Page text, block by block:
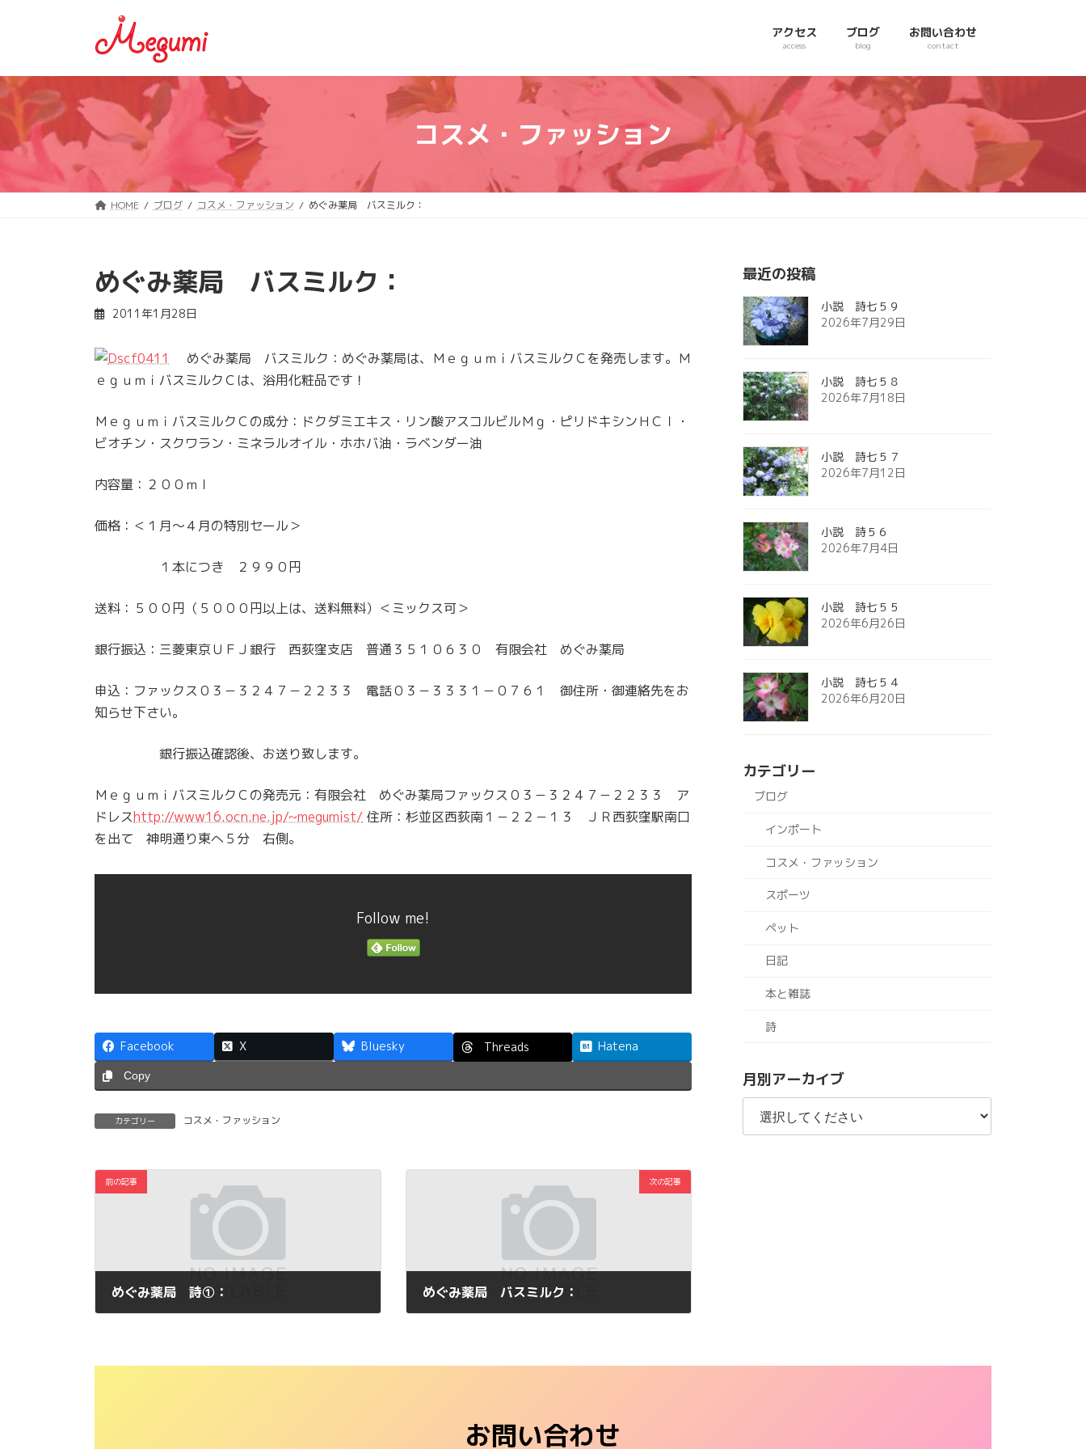
ツ
へ
ス
ッ
シ
ョ
ン
移
アクセス
access
ブログ
blog
お問い合わせ
contact
コスメ・ファッション
HOME ブログ コスメ・ファッション めぐみ薬局 バスミルク：
めぐみ薬局 バスミルク：
2011年1月28日
めぐみ薬局 バスミルク：めぐみ薬局は、ＭｅｇｕｍｉバスミルクＣを発売します。Ｍ
ｅｇｕｍｉバスミルクＣは、浴用化粧品です！
ＭｅｇｕｍｉバスミルクＣの成分：ドクダミエキス・リン酸アスコルビルＭｇ・ピリドキシンＨＣｌ・
ビオチン・スクワラン・ミネラルオイル・ホホバ油・ラベンダー油
内容量：２００ｍｌ
価格：＜１月～４月の特別セール＞
１本につき ２９９０円
送料：５００円（５０００円以上は、送料無料）＜ミックス可＞
銀行振込：三菱東京ＵＦＪ銀行 西荻窪支店 普通３５１０６３０ 有限会社 めぐみ薬局
申込：ファックス０３－３２４７－２２３３ 電話０３－３３３１－０７６１ 御住所・御連絡先をお
知らせ下さい。
銀行振込確認後、お送り致します。
ＭｅｇｕｍｉバスミルクＣの発売元：有限会社 めぐみ薬局ファックス０３－３２４７－２２３３ ア
ドレスhttp://www16.ocn.ne.jp/~megumist/ 住所：杉並区西荻南１－２２－１３ ＪＲ西荻窪駅南口
を出て 神明通り東へ５分 右側。
Follow me!
Facebook X Bluesky Threads Hatena
Copy
カテゴリー コスメ・ファッション
前の記事
めぐみ薬局 詩①：
次の記事
めぐみ薬局 バスミルク：
最近の投稿
小説 詩七５９
2026年7月29日
小説 詩七５８
2026年7月18日
小説 詩七５７
2026年7月12日
小説 詩５６
2026年7月4日
小説 詩七５５
2026年6月26日
小説 詩七５４
2026年6月20日
カテゴリー
ブログ
インポート
コスメ・ファッション
スポーツ
ペット
日記
本と雑誌
詩
月別アーカイブ
お問い合わせ